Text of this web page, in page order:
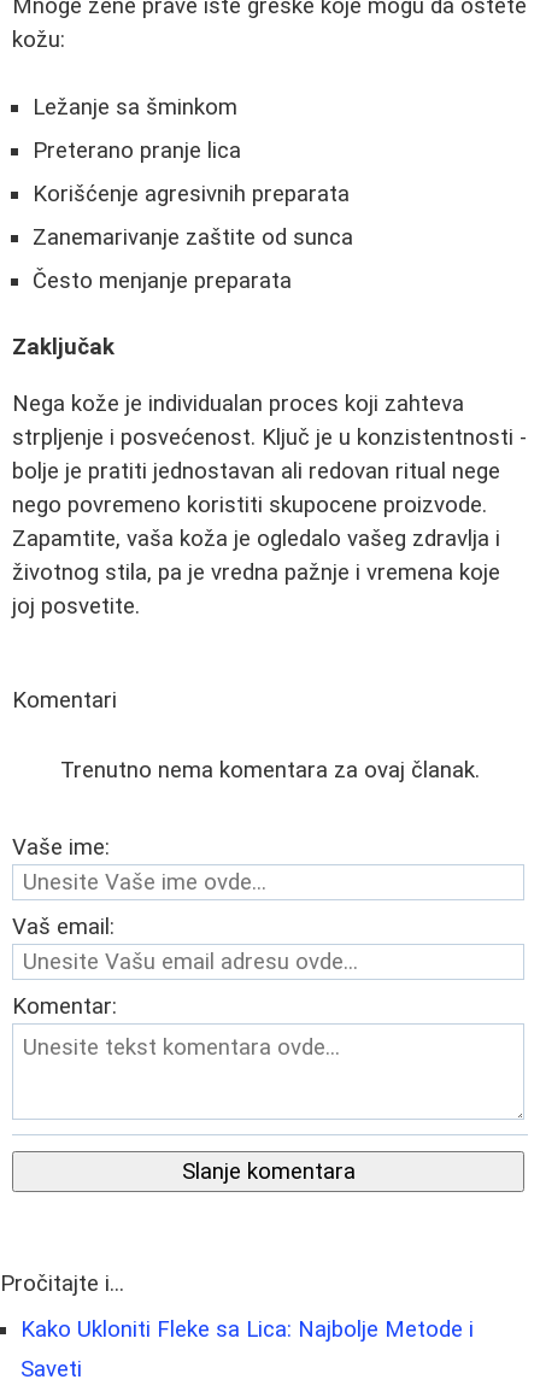
Mnoge žene prave iste greške koje mogu da oštete
kožu:
Ležanje sa šminkom
Preterano pranje lica
Korišćenje agresivnih preparata
Zanemarivanje zaštite od sunca
Često menjanje preparata
Zaključak
Nega kože je individualan proces koji zahteva
strpljenje i posvećenost. Ključ je u konzistentnosti -
bolje je pratiti jednostavan ali redovan ritual nege
nego povremeno koristiti skupocene proizvode.
Zapamtite, vaša koža je ogledalo vašeg zdravlja i
životnog stila, pa je vredna pažnje i vremena koje
joj posvetite.
Komentari
Trenutno nema komentara za ovaj članak.
Vaše ime:
Vaš email:
Komentar:
Slanje komentara
Pročitajte i...
Kako Ukloniti Fleke sa Lica: Najbolje Metode i
Saveti